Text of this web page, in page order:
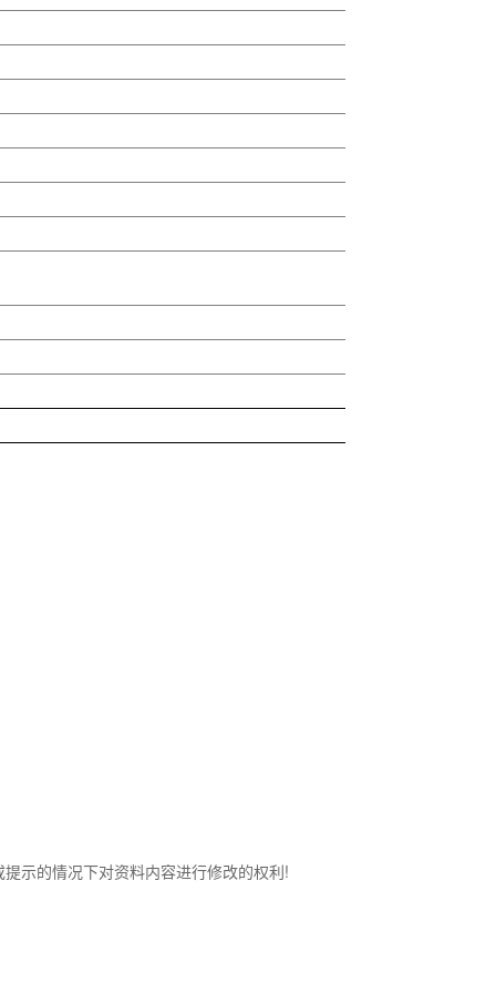
示的情况下对资料内容进行修改的权利!